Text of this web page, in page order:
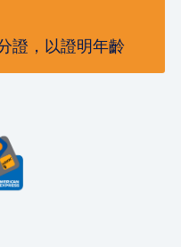
證，以證明年齡